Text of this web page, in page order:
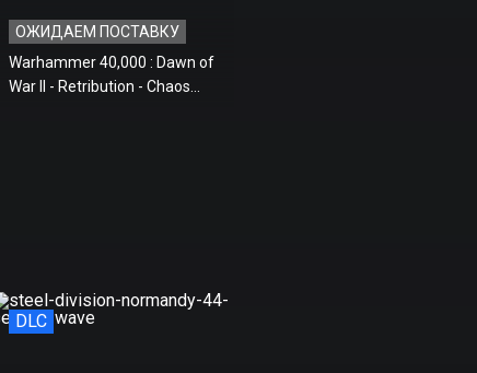
ОЖИДАЕМ ПОСТАВКУ
Warhammer 40,000 : Dawn of
War II - Retribution - Chaos
DLC